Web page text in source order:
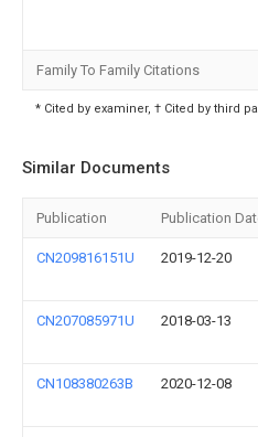
Family To Family Citations
* Cited by examiner, † Cited by third
Similar Documents
Publication Publication
CN209816151U 2019-12-20
CN207085971U 2018-03-13
CN108380263B 2020-12-08